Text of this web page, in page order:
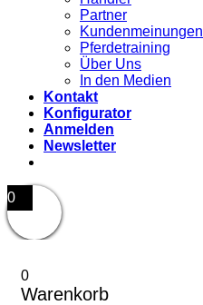
Partner
Kundenmeinungen
Pferdetraining
Über Uns
In den Medien
Kontakt
Konfigurator
Anmelden
Newsletter
0
0
Warenkorb